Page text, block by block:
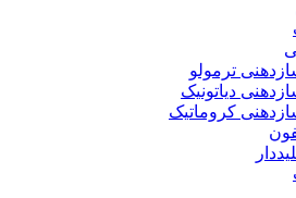
ترمولو
دیاتونیک
کروماتیک